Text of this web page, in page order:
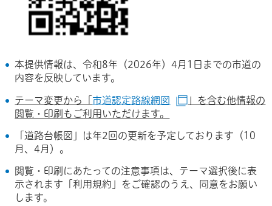
本提供情報は、令和8年（2026年）4月1日までの市道の
内容を反映しています。
テーマ変更から「 市道認定路線網図 （別ウインドウで
」を含む他情報の
閲覧・印刷もご利用いただけます。
「道路台帳図」は年2回の更新を予定しております（10
月、4月）。
閲覧・印刷にあたっての注意事項は、テーマ選択後に表
示されます「利用規約」をご確認のうえ、同意をお願い
します。